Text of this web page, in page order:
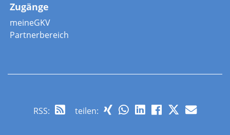
Zugänge
meineGKV
Partnerbereich
RSS: teilen: